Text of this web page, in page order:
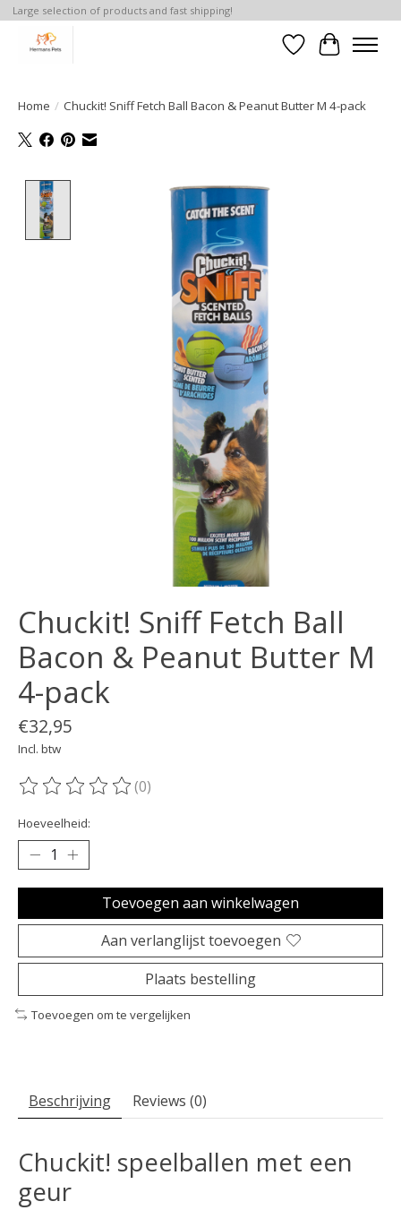
Large selection of products and fast shipping!
Verlanglijst
Home / Chuckit! Sniff Fetch Ball Bacon & Peanut Butter M 4-pack
Product image slideshow Items
Chuckit! Sniff Fetch Ball
Bacon & Peanut Butter M
4-pack
€32,95
Incl. btw
De beoordeling van dit product is
(0)
Hoeveelheid:
Toevoegen aan winkelwagen
Aan verlanglijst toevoegen
Plaats bestelling
Toevoegen om te vergelijken
Beschrijving Reviews (0)
Chuckit! speelballen met een
geur